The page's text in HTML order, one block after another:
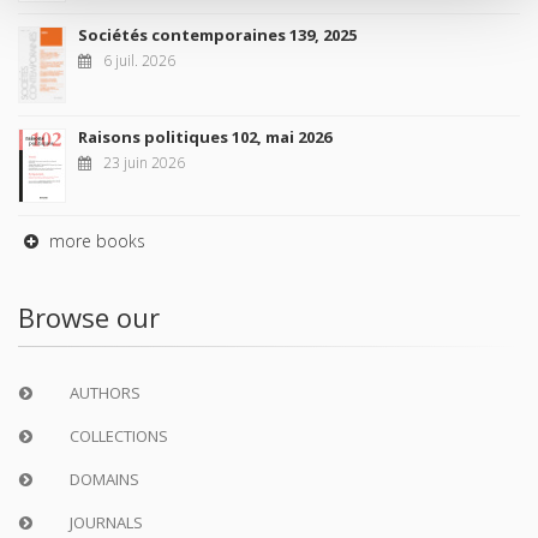
Sociétés contemporaines 139, 2025
6 juil. 2026
Raisons politiques 102, mai 2026
23 juin 2026
more books
Browse our
AUTHORS
COLLECTIONS
DOMAINS
JOURNALS